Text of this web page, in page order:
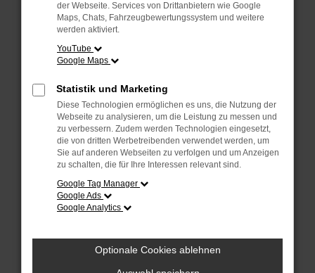
deine Suchmaschine?
Prüfe deine Browsererweiterungen.
Manche Erweiterungen, wie Werbeblocker,
können das Laden bestimmter Seiten
verhindern. Funktioniert die Seite in einem
anderen Browser oder in einem privaten
Fenster?
Starte dein Gerät neu.
Das kann manchmal helfen,
vorübergehende Probleme zu beheben.
Stelle sicher, dass dein Browser und dein
Betriebssystem auf dem neuesten Stand
Veraltete Software birgt nicht nur ein
der Webseite. Services von Drittanbietern wie Google
Maps, Chats, Fahrzeugbewertungssystem und weitere
werden aktiviert.
YouTube
Google Maps
Statistik und Marketing
Diese Technologien ermöglichen es uns, die Nutzung der
Webseite zu analysieren, um die Leistung zu messen und
zu verbessern. Zudem werden Technologien eingesetzt,
die von dritten Werbetreibenden verwendet werden, um
Sie auf anderen Webseiten zu verfolgen und um Anzeigen
zu schalten, die für Ihre Interessen relevant sind.
Google Tag Manager
Google Ads
Google Analytics
Optionale Cookies ablehnen